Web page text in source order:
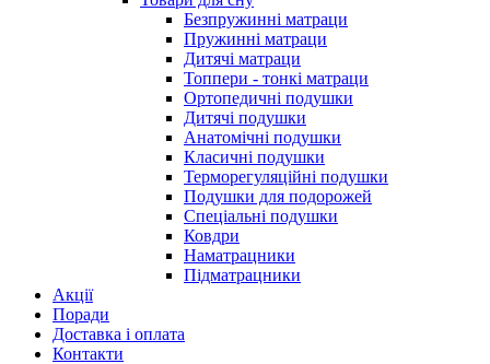
Безпружинні матраци
Пружинні матраци
Дитячі матраци
Топпери - тонкі матраци
Ортопедичні подушки
Дитячі подушки
Анатомічні подушки
Класичні подушки
Терморегуляційні подушки
Подушки для подорожей
Спеціальні подушки
Ковдри
Наматрацники
Підматрацники
Акції
Поради
Доставка і оплата
Контакти